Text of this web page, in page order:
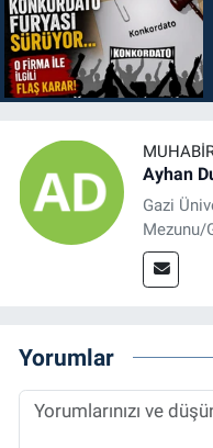
Ayhan
Gazi
Mezunu/
Yorumlar